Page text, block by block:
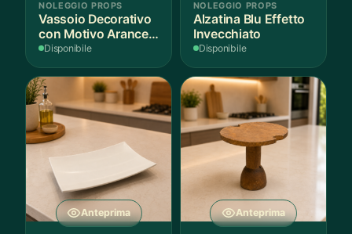
NOLEGGIO PROPS
Vassoio Decorativo
con Motivo Arance e
Foglie
Disponibile
NOLEGGIO PROPS
Alzatina Blu Effetto
Invecchiato
Disponibile
Anteprima Anteprima